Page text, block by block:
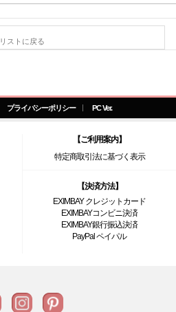
リストに戻る
プライバシーポリシー PC Ver.
【ご利用案内】
特定商取引法に基づく表示
【決済方法】
EXIMBAY クレジットカード
EXIMBAYコンビニ決済
EXIMBAY銀行振込決済
PayPal ペイパル